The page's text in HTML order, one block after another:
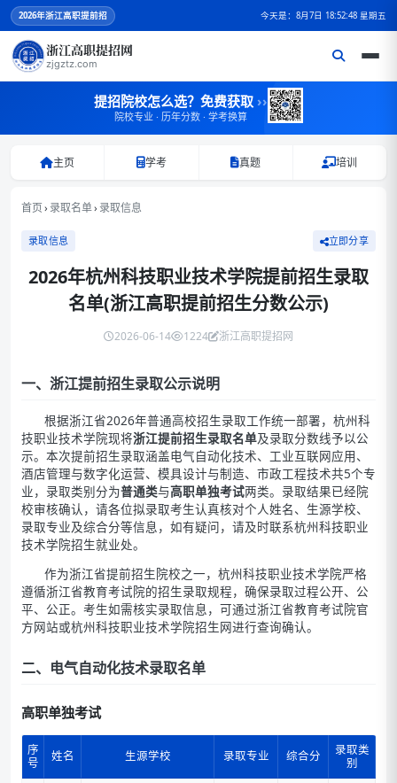
2026年浙江高职提前招 今天是：8月7日 18:52:49 星期五
浙江高职提招网
zjgztz.com
提招院校怎么选？免费获取 ››
院校专业 · 历年分数 · 学考换算
主页 学考 真题 培训
首页›录取名单›录取信息
录取信息 立即分享
2026年杭州科技职业技术学院提前招生录取
名单(浙江高职提前招生分数公示)
2026-06-14 1224 浙江高职提招网
一、浙江提前招生录取公示说明
根据浙江省2026年普通高校招生录取工作统一部署，杭州科
技职业技术学院现将浙江提前招生录取名单及录取分数线予以公
示。本次提前招生录取涵盖电气自动化技术、工业互联网应用、
酒店管理与数字化运营、模具设计与制造、市政工程技术共5个专
业，录取类别分为普通类与高职单独考试两类。录取结果已经院
校审核确认，请各位拟录取考生认真核对个人姓名、生源学校、
录取专业及综合分等信息，如有疑问，请及时联系杭州科技职业
技术学院招生就业处。
作为浙江省提前招生院校之一，杭州科技职业技术学院严格
遵循浙江省教育考试院的招生录取规程，确保录取过程公开、公
平、公正。考生如需核实录取信息，可通过浙江省教育考试院官
方网站或杭州科技职业技术学院招生网进行查询确认。
二、电气自动化技术录取名单
高职单独考试
序
号
姓名 生源学校 录取专业 综合分
录取类
别